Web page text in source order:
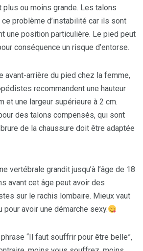
plus ou moins grande. Les talons
problème d’instabilité car ils sont
une position particulière. Le pied peut
conséquence un risque d’entorse.
avant-arrière du pied chez la femme,
recommandent une hauteur
et une largeur supérieure à 2 cm.
des talons compensés, qui sont
de la chaussure doit être adaptée
vertébrale grandit jusqu’à l’âge de 18
avant cet âge peut avoir des
sur le rachis lombaire. Mieux vaut
pour avoir une démarche sexy.
“Il faut souffrir pour être belle”,